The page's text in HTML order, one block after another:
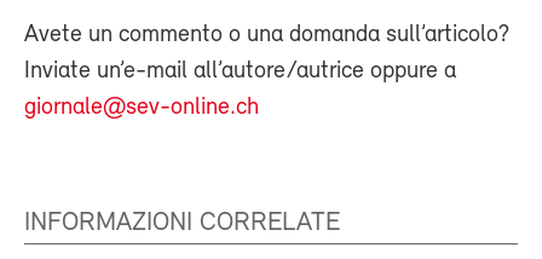
Avete un commento o una domanda sull’articolo?
Inviate un’e-mail all’autore/autrice oppure a
giornale@sev-online.ch
INFORMAZIONI CORRELATE